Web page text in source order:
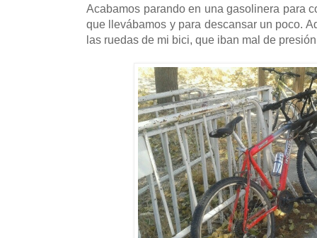
Acabamos parando en una gasolinera para
que llevábamos y para descansar un poco.
las ruedas de mi bici, que iban mal de